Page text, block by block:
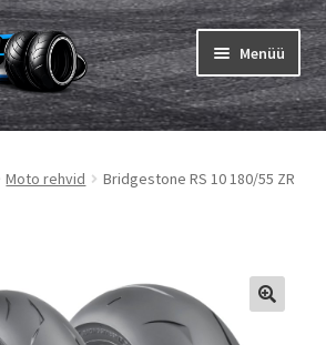
Menüü
Ava
Ava
Ava
Moto rehvid
Bridgestone RS 10 180/55 ZR